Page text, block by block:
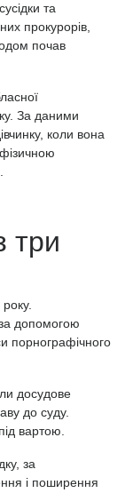
та
прокурорів,
почав
За даними
коли вона
три
допомогою
порнографічного
досудове
до суду.
вартою.
за
і поширення